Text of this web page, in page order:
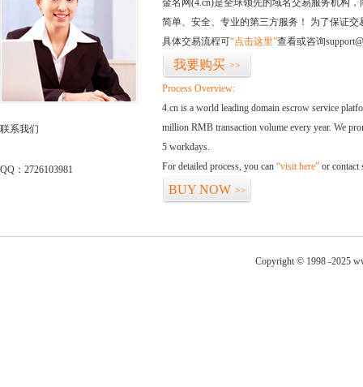
联系我们
QQ：2726103981
金名网(4.cn)是全球领先的域名交易服务机构
简单、安全、专业的第三方服务！ 为了保证
具体交易流程可“点击这里”查看或咨询
我要购买 >>
Process Overview:
4.cn is a world leading domain escrow service
million RMB transaction volume every year. We
5 workdays.
For detailed process, you can “visit here” or contact
BUY NOW >>
Copyright © 1998 -2025